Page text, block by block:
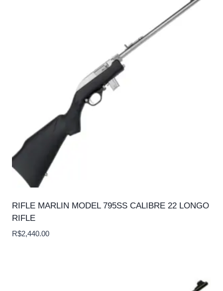
RIFLE MARLIN MODEL 795SS CALIBRE 22 LONGO
RIFLE
R$2,440.00